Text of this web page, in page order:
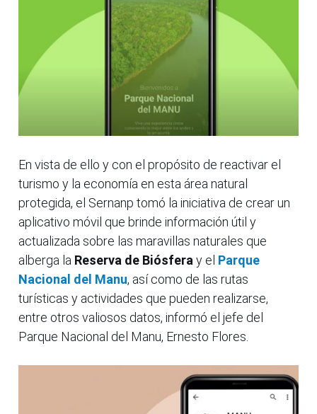
En vista de ello y con el propósito de reactivar el
turismo y la economía en esta área natural
protegida, el Sernanp tomó la iniciativa de crear un
aplicativo móvil que brinde información útil y
actualizada sobre las maravillas naturales que
alberga la Reserva de Biósfera y el Parque
Nacional del Manu, así como de las rutas
turísticas y actividades que pueden realizarse,
entre otros valiosos datos, informó el jefe del
Parque Nacional del Manu, Ernesto Flores.